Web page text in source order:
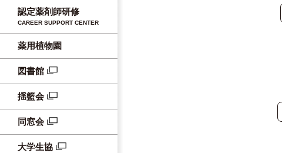
認定薬剤師研修
CAREER SUPPORT CENTER
薬用植物園
図書館
揺籃会
同窓会
大学生協